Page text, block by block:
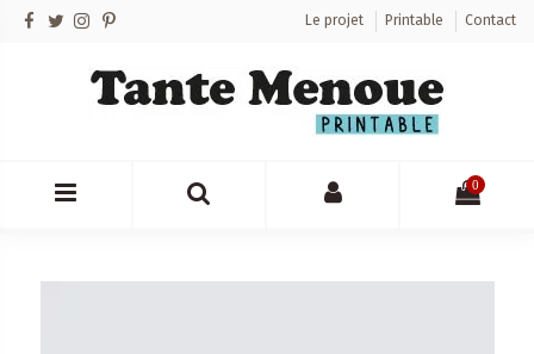
Le projet Printable Contact
0